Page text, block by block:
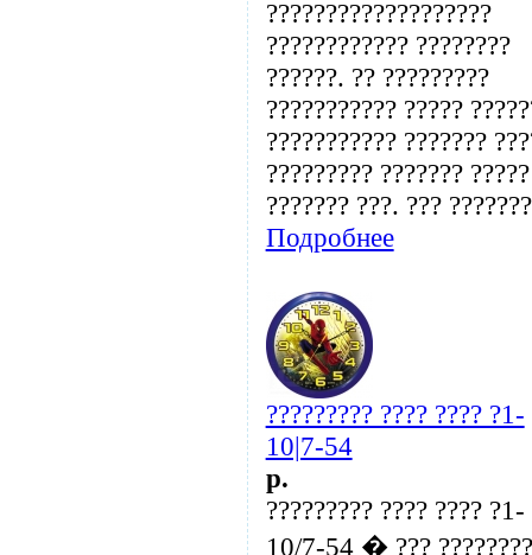
???????????????????
???????????? ????????
??????. ?? ?????????
??????????? ?????
??????????? ???????
????????? ??????? ?????
??????? ???. ???
Подробнее
????????? ???? ???? ?1-
10|7-54
p.
????????? ???? ???? ?1-
10/7-54 � ???